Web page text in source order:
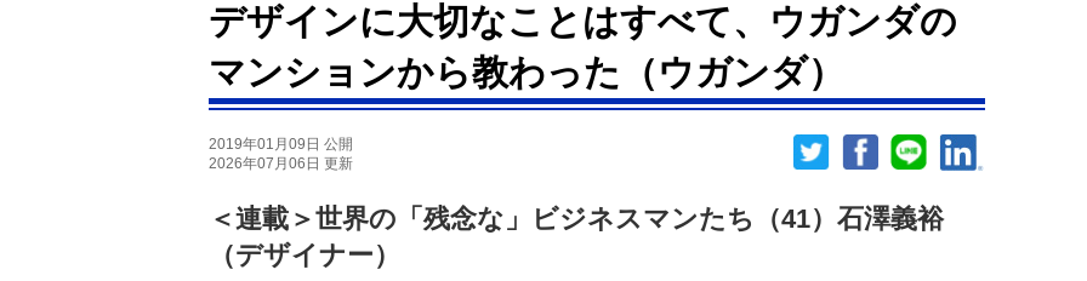
デザインに大切なことはすべて、ウガンダの
マンションから教わった（ウガンダ）
2019年01月09日 公開
2026年07月06日 更新
＜連載＞世界の「残念な」ビジネスマンたち（41）石澤義裕
（デザイナー）